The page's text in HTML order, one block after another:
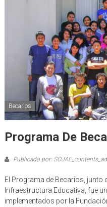
Becarios
Programa De
Publicado por:
El Programa de Becarios, junto
Infraestructura Educativa, fue
implementados por la